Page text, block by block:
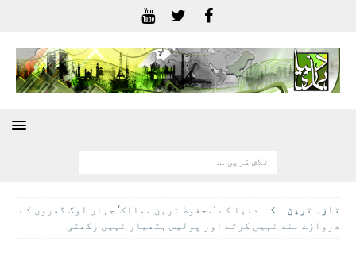
تازہ ترين
دنیا کے ’محفوظ ترین ممالک‘ جہاں لوگ گھروں کے
دروازے بند نہیں کرتے اور پولیس ہتھیار نہیں رکھتی